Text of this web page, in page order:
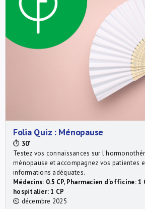
Folia Quiz : Ménopause
⏱ 30'
Testez vos connaissances sur
ménopause et accompagnez vos patientes
informations adéquates.
Médecins: 0.5 CP, Pharmacien d'officine: 1
hospitalier: 1 CP
⏲ décembre 2025